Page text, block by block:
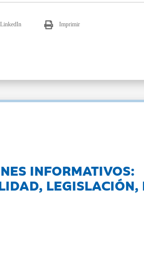
Imprimir
INFORMATIVOS:
LEGISLACIÓN,